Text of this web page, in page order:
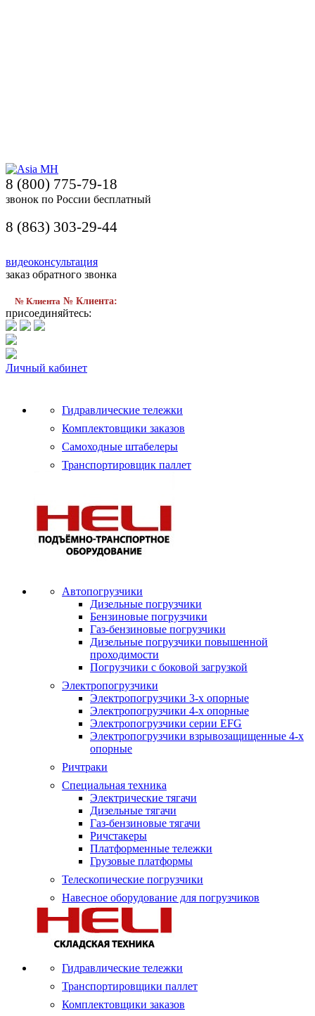
8 (800) 775-79-18
звонок по России бесплатный
8 (863) 303-29-44
видеоконсультация
заказ обратного звонка
№ Клиента № Клиента:
присоединяйтесь:
Личный кабинет
Гидравлические тележки
Комплектовщики заказов
Самоходные штабелеры
Транспортировщик паллет
Автопогрузчики
Дизельные погрузчики
Бензиновые погрузчики
Газ-бензиновые погрузчики
Дизельные погрузчики повышенной
проходимости
Погрузчики с боковой загрузкой
Электропогрузчики
Электропогрузчики 3-х опорные
Электропогрузчики 4-х опорные
Электропогрузчики серии EFG
Электропогрузчики взрывозащищенные 4-х
опорные
Ричтраки
Специальная техника
Электрические тягачи
Дизельные тягачи
Газ-бензиновые тягачи
Ричстакеры
Платформенные тележки
Грузовые платформы
Телескопические погрузчики
Навесное оборудование для погрузчиков
Гидравлические тележки
Транспортировщики паллет
Комплектовщики заказов